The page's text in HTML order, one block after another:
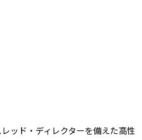
ッド・ディレクターを備えた高性